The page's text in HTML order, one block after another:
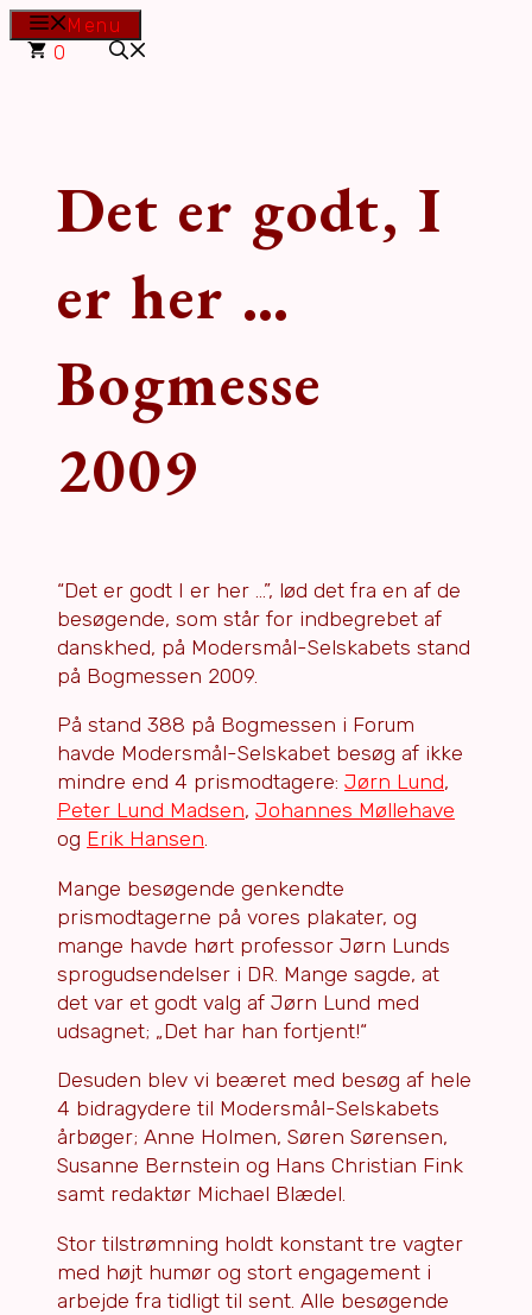
Hop
Menu
0
Det er godt, I
er her …
Bogmesse
2009
“Det er godt I er her …”, lød det fra en af de
besøgende, som står for indbegrebet af
danskhed, på Modersmål-Selskabets stand
på Bogmessen 2009.
På stand 388 på Bogmessen i Forum
havde Modersmål-Selskabet besøg af ikke
mindre end 4 prismodtagere: Jørn Lund,
Peter Lund Madsen, Johannes Møllehave
og Erik Hansen.
Mange besøgende genkendte
prismodtagerne på vores plakater, og
mange havde hørt professor Jørn Lunds
sprogudsendelser i DR. Mange sagde, at
det var et godt valg af Jørn Lund med
udsagnet; „Det har han fortjent!“
Desuden blev vi beæret med besøg af hele
4 bidragydere til Modersmål-Selskabets
årbøger; Anne Holmen, Søren Sørensen,
Susanne Bernstein og Hans Christian Fink
samt redaktør Michael Blædel.
Stor tilstrømning holdt konstant tre vagter
med højt humør og stort engagement i
arbejde fra tidligt til sent. Alle besøgende